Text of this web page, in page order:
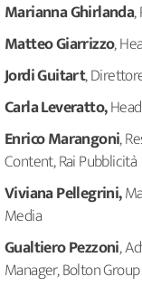
Marianna Ghirlanda,
Matteo Giarrizzo,
Jordi Guitart,
Carla Leveratto,
Enrico Marangoni,
Content, Rai Pubblicità
Viviana Pellegrini,
Media
Gualtiero Pezzoni,
Manager, Bolton Group